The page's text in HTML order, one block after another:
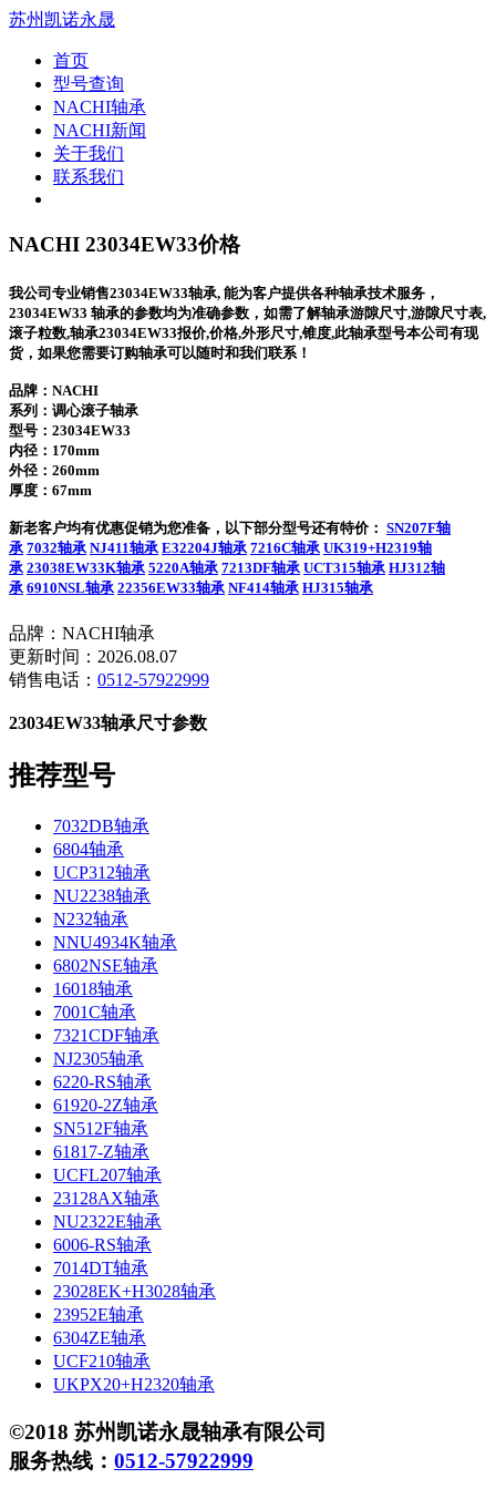
苏州凯诺永晟
首页
型号查询
NACHI轴承
NACHI新闻
关于我们
联系我们
NACHI 23034EW33价格
我公司专业销售23034EW33轴承, 能为客户提供各种轴承技术服务，
23034EW33 轴承的参数均为准确参数，如需了解轴承游隙尺寸,游隙尺寸表,
滚子粒数,轴承23034EW33报价,价格,外形尺寸,锥度,此轴承型号本公司有现
货，如果您需要订购轴承可以随时和我们联系！
品牌：NACHI
系列：调心滚子轴承
型号： 23034EW33
内径：170mm
外径：260mm
厚度：67mm
新老客户均有优惠促销为您准备，以下部分型号还有特价： SN207F轴
承 7032轴承 NJ411轴承 E32204J轴承 7216C轴承 UK319+H2319轴
承 23038EW33K轴承 5220A轴承 7213DF轴承 UCT315轴承 HJ312轴
承 6910NSL轴承 22356EW33轴承 NF414轴承 HJ315轴承
品牌：NACHI轴承
更新时间：2026.08.07
销售电话： 0512-57922999
23034EW33轴承尺寸参数
推荐型号
7032DB轴承
6804轴承
UCP312轴承
NU2238轴承
N232轴承
NNU4934K轴承
6802NSE轴承
16018轴承
7001C轴承
7321CDF轴承
NJ2305轴承
6220-RS轴承
61920-2Z轴承
SN512F轴承
61817-Z轴承
UCFL207轴承
23128AX轴承
NU2322E轴承
6006-RS轴承
7014DT轴承
23028EK+H3028轴承
23952E轴承
6304ZE轴承
UCF210轴承
UKPX20+H2320轴承
©2018 苏州凯诺永晟轴承有限公司
服务热线： 0512-57922999